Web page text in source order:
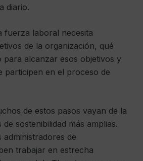
diario.
fuerza laboral necesita
de la organización, qué
para alcanzar esos objetivos y
participen en el proceso de
de estos pasos vayan de la
sostenibilidad más amplias.
de
trabajar en estrecha